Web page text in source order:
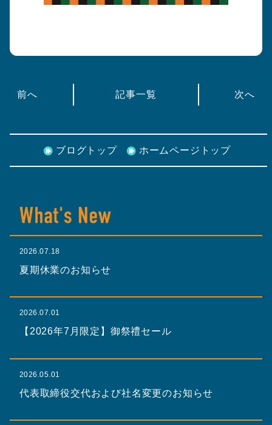
前へ 記事一覧 次へ
ブログトップ ホームページトップ
2026.07.18
夏期休業のお知らせ
2026.07.01
【2026年7月限定】御祭禮セール
2026.05.01
代表取締役交代および社名変更のお知らせ